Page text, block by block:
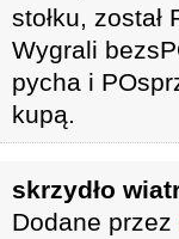
stołku,
Wygrali
pycha i
kupą.
skrzydło
Dodane przez